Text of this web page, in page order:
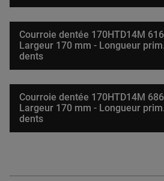
Courroie dentée 170HTD14M
Largeur 170 mm - Longueur
dents
Courroie dentée 170HTD14M
Largeur 170 mm - Longueur
dents